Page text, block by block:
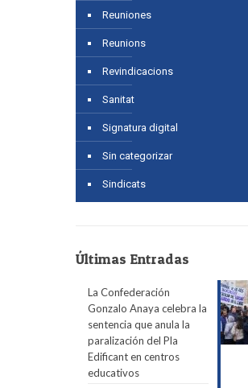
Reuniones
Reunions
Revindicacions
Sanitat
Signatura digital
Sin categorizar
Sindicats
Últimas Entradas
La Confederación
Gonzalo Anaya celebra la
sentencia que anula la
paralización del Pla
Edificant en centros
educativos